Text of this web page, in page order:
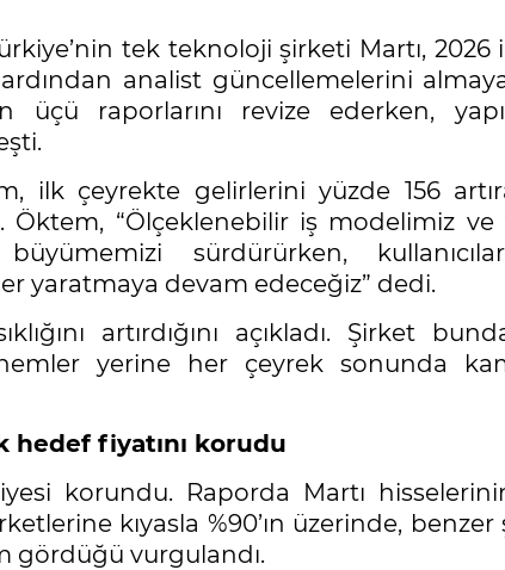
tek teknoloji şirketi Martı, 2026
ardından analist güncellemelerini
raporlarını revize ederken,
ilk çeyrekte gelirlerini yüzde 156
Öktem, “Ölçeklenebilir iş modelimiz
sürdürürken,
yaratmaya devam edeceğiz” dedi.
artırdığını açıkladı. Şirket
yerine her çeyrek sonunda
hedef fiyatını korudu
korundu. Raporda Martı
kıyasla %90’ın üzerinde, benzer
gördüğü vurgulandı.